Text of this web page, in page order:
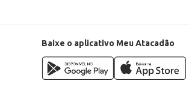
Baixe o aplicativo Meu Atacadão